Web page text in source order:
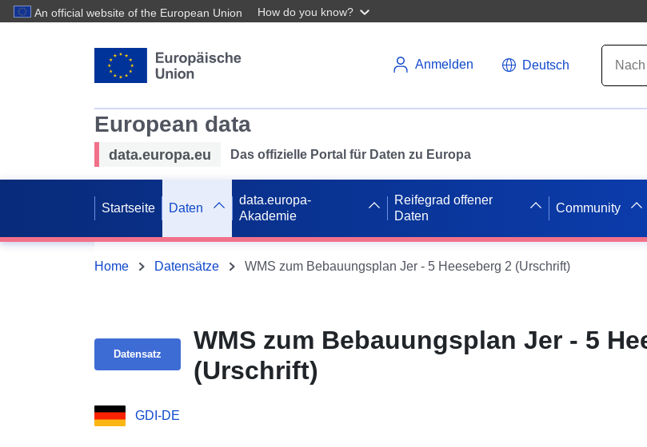
An official website of the European Union How do you know?
Anmelden Deutsch
European data
data.europa.eu Das offizielle Portal für Daten zu Europa
Startseite Daten
data.europa-
Akademie
Reifegrad offener
Daten
Community
Home Datensätze WMS zum Bebauungsplan Jer - 5 Heeseberg 2 (Urschrift)
Datensatz
WMS zum Bebauungsplan Jer - 5
(Urschrift)
GDI-DE